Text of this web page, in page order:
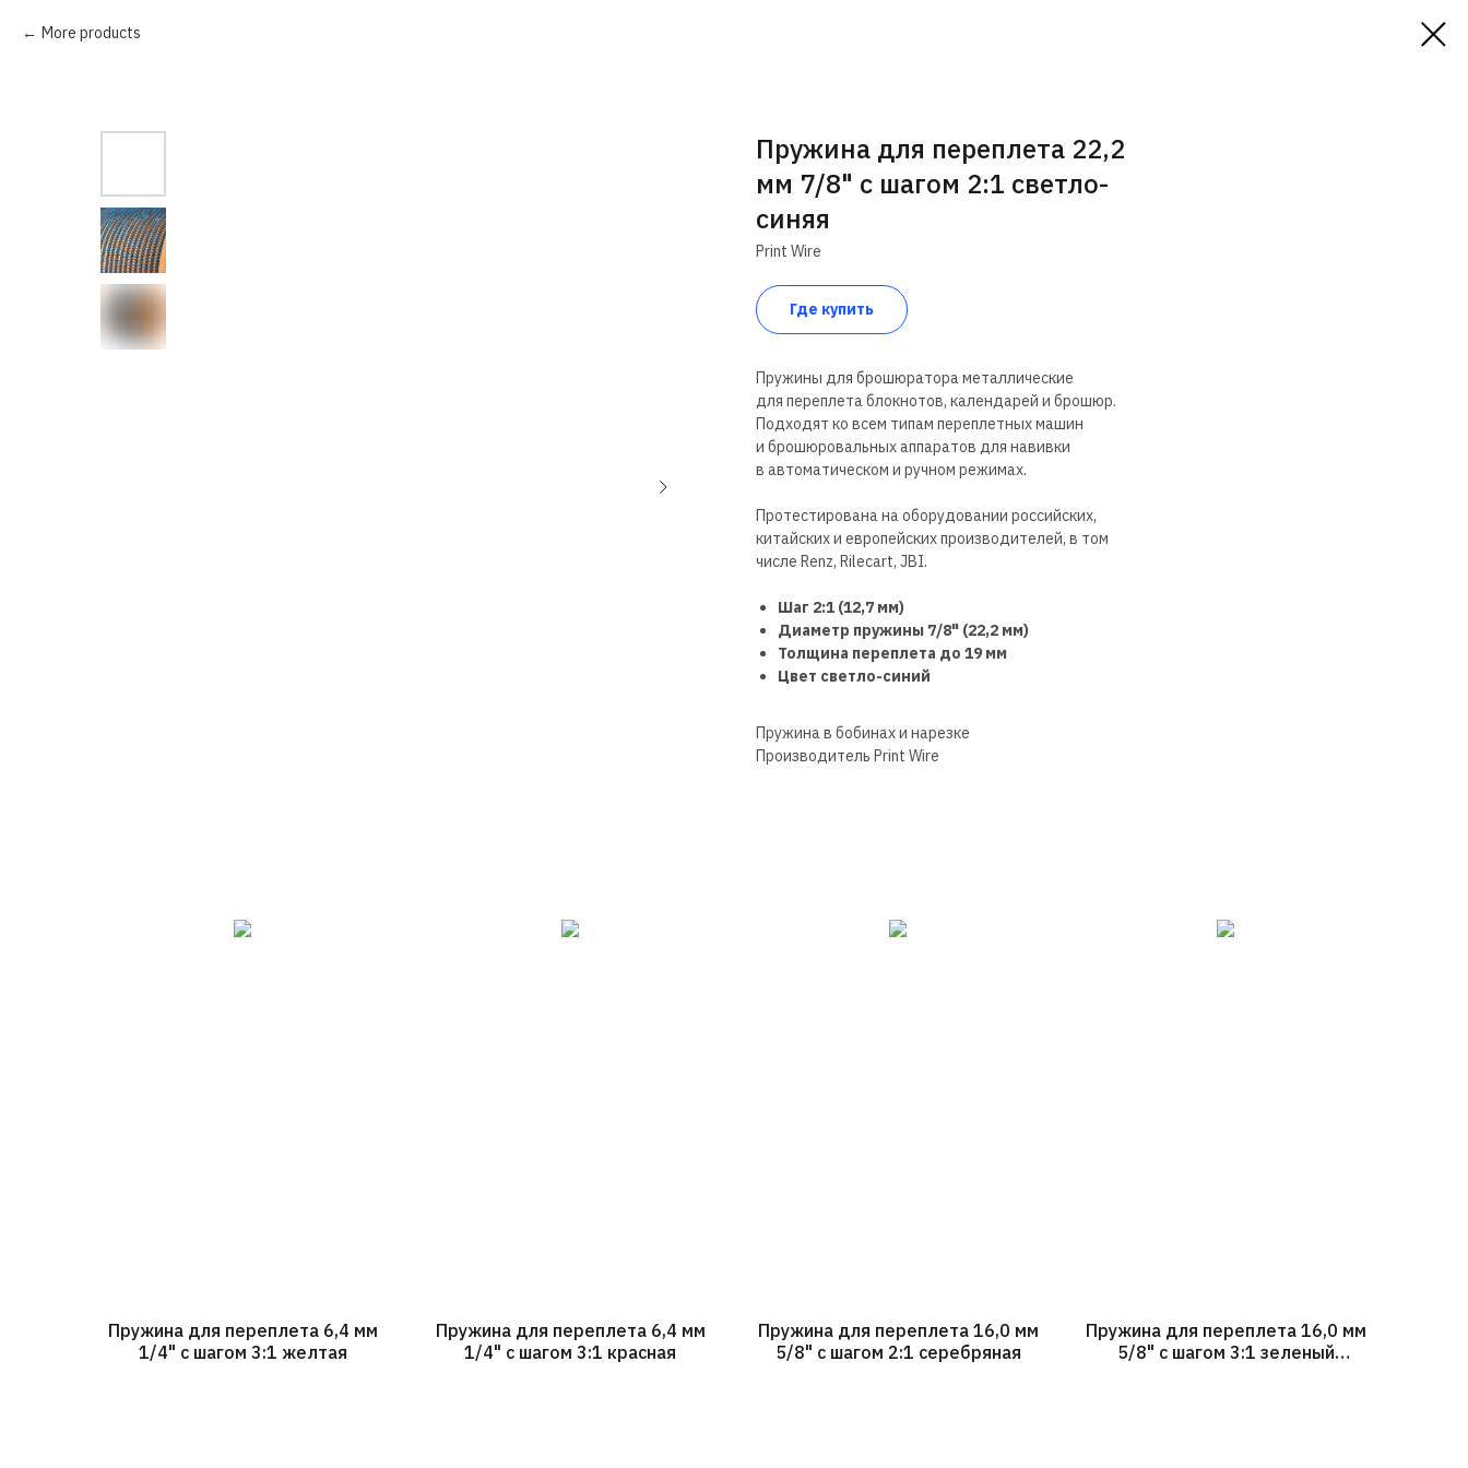
More products
Пружина для переплета 22,2
мм 7/8" с шагом 2:1 светло-
синяя
Print Wire
Где купить
Пружины для брошюратора металлические
для переплета блокнотов, календарей и брошюр.
Подходят ко всем типам переплетных машин
и брошюровальных аппаратов для навивки
в автоматическом и ручном режимах.
Протестирована на оборудовании российских,
китайских и европейских производителей, в том
числе Renz, Rilecart, JBI.
Шаг 2:1 (12,7 мм)
Диаметр пружины 7/8" (22,2 мм)
Толщина переплета до 19 мм
Цвет светло-синий
Пружина в бобинах и нарезке
Производитель Print Wire
Пружина для переплета 6,4 мм
1/4" с шагом 3:1 желтая
Пружина для переплета 6,4 мм
1/4" с шагом 3:1 красная
Пружина для переплета 16,0 мм
5/8" с шагом 2:1 серебряная
Пружина для переплета 16,0 мм
5/8" с шагом 3:1 зеленый